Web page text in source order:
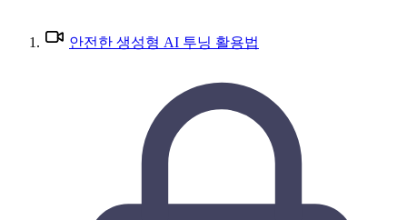
안전한 생성형 AI 투닝 활용법